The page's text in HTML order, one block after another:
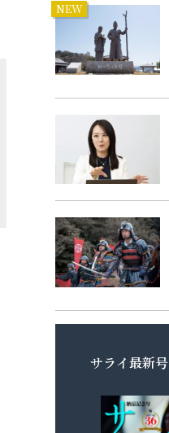
NEW
サライ最新号